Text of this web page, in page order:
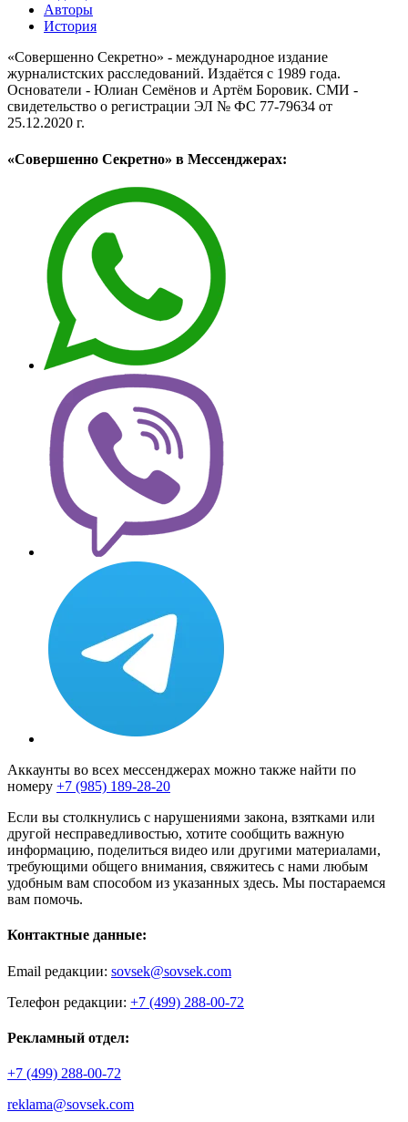
Авторы
История
«Совершенно Секретно» - международное издание
журналистских расследований. Издаётся с 1989 года.
Основатели - Юлиан Семёнов и Артём Боровик. CМИ -
свидетельство о регистрации ЭЛ № ФС 77-79634 от
25.12.2020 г.
«Совершенно Секретно» в Мессенджерах:
Аккаунты во всех мессенджерах можно также найти по
номеру +7 (985) 189-28-20
Если вы столкнулись с нарушениями закона, взятками или
другой несправедливостью, хотите сообщить важную
информацию, поделиться видео или другими материалами,
требующими общего внимания, свяжитесь с нами любым
удобным вам способом из указанных здесь. Мы постараемся
вам помочь.
Контактные данные:
Email редакции: sovsek@sovsek.com
Телефон редакции: +7 (499) 288-00-72
Рекламный отдел:
+7 (499) 288-00-72
reklama@sovsek.com